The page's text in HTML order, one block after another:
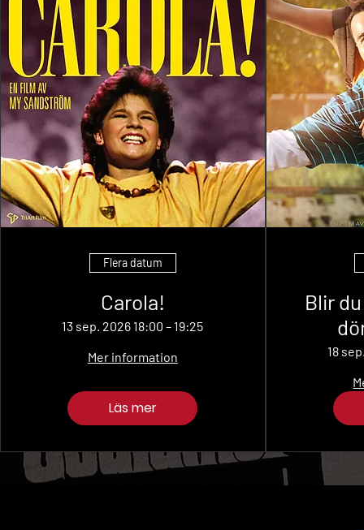
Flera datum
Carola!
13 sep. 2026 18:00 – 19:25
Mer information
Läs mer
Blir
18